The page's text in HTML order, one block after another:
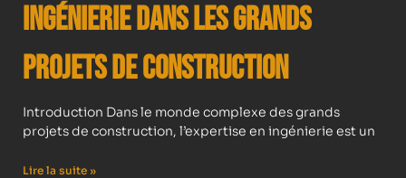
ingénierie dans les grands
projets de construction
Introduction Dans le monde complexe des grands
projets de construction, l’expertise en ingénierie est un
Lire la suite »